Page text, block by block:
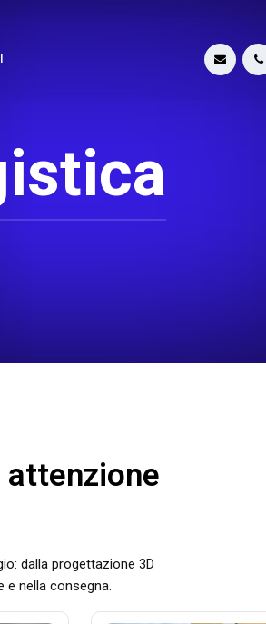
dalla progettazione 3D
e nella consegna.